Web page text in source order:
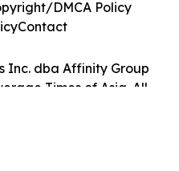
Inc. dba Affinity Group
Times of Asia. All
DMCA Policy
Contact